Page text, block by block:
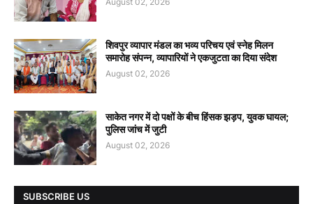
शिवपुर व्यापार मंडल का भव्य परिचय एवं स्नेह मिलन
समारोह संपन्न, व्यापारियों ने एकजुटता का दिया संदेश
August 02, 2026
साकेत नगर में दो पक्षों के बीच हिंसक झड़प, युवक घायल;
पुलिस जांच में जुटी
August 02, 2026
SUBSCRIBE US